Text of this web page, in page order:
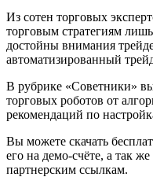
Из сотен торговых
торговым стратегиям
достойны внимания
автоматизированный
В рубрике «Советники»
торговых роботов от
рекомендаций по
Вы можете скачать
его на демо-счёте, а так
партнерским ссылкам.